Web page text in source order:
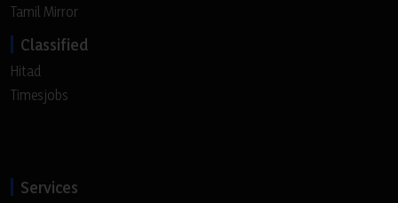
Tamil Mirror
Classified
Hitad
Timesjobs
Services